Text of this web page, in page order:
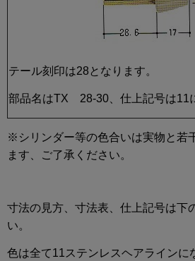
テール刻印は28となります。
部品名はTX 28-30、仕上記号は11
※シリンダー等の色合いは実物と若
ます、ご了承ください。
寸法の見方、寸法表、仕上記号は下
い。
色は全て11ステンレスヘアラインに